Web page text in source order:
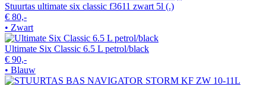
Stuurtas ultimate six classic f3611 zwart 5l (.)
€ 80,-
• Zwart
Ultimate Six Classic 6.5 L petrol/black
€ 90,-
• Blauw